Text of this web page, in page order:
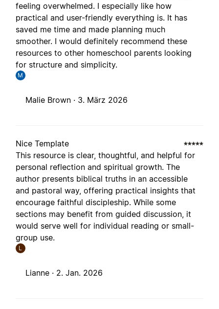
feeling overwhelmed. I especially like how
practical and user-friendly everything is. It has
saved me time and made planning much
smoother. I would definitely recommend these
resources to other homeschool parents looking
for structure and simplicity.
M
Malie Brown · 3. März 2026
Nice Template
This resource is clear, thoughtful, and helpful for
personal reflection and spiritual growth. The
author presents biblical truths in an accessible
and pastoral way, offering practical insights that
encourage faithful discipleship. While some
sections may benefit from guided discussion, it
would serve well for individual reading or small-
group use.
L
Lianne · 2. Jan. 2026